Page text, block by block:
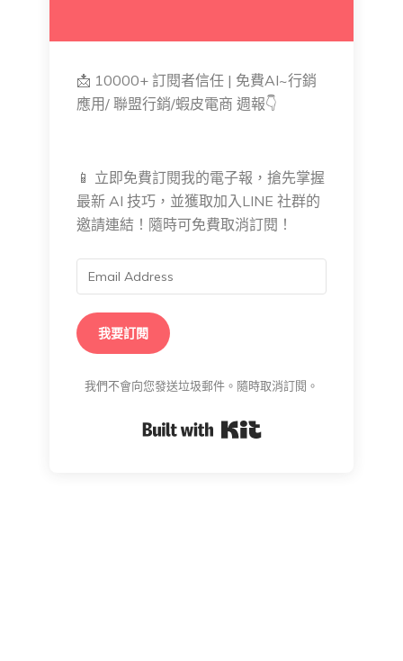
📩 10000+ 訂閱者信任 | 免費AI~行銷
應用/ 聯盟行銷/蝦皮電商 週報👇
📱 立即免費訂閱我的電子報，搶先掌握
最新 AI 技巧，並獲取加入LINE 社群的
邀請連結！隨時可免費取消訂閱！
我要訂閱
我們不會向您發送垃圾郵件。隨時取消訂閱。